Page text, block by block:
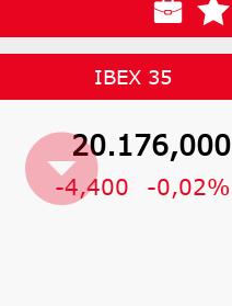
IBEX 35
20.176,000
-4,400 -0,02%